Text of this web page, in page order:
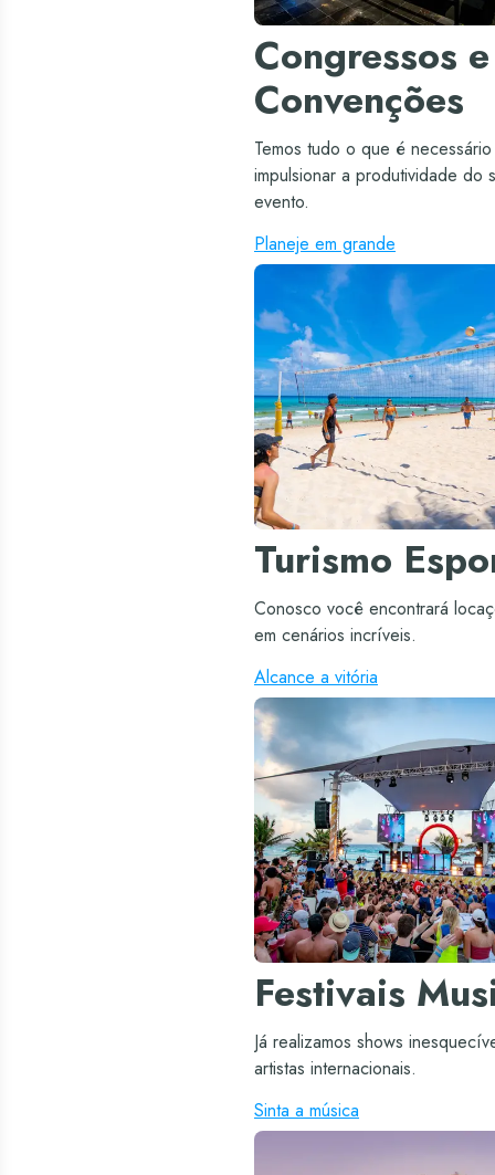
Congressos e
Convenções
Temos tudo o que é
impulsionar a produtividade do
evento.
Planeje em grande
Turismo
Conosco você encontrará
em cenários incríveis.
Alcance a vitória
Festivais
Já realizamos shows
artistas internacionais.
Sinta a música